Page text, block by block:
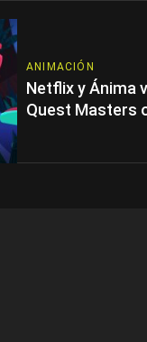
ANIMACIÓN
Netflix y Ánima
Quest Masters